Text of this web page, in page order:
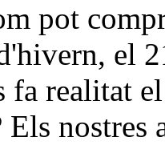
pot
el
fa realitat
Els nostres